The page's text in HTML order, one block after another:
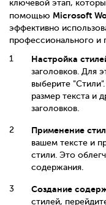
ключевой этап,
помощью Microsoft
эффективно
профессионального и
Настройка
заголовков. Для
выберите
размер текста и
заголовков.
Применение
вашем тексте и
стили. Это
содержания.
Создание
стилей,